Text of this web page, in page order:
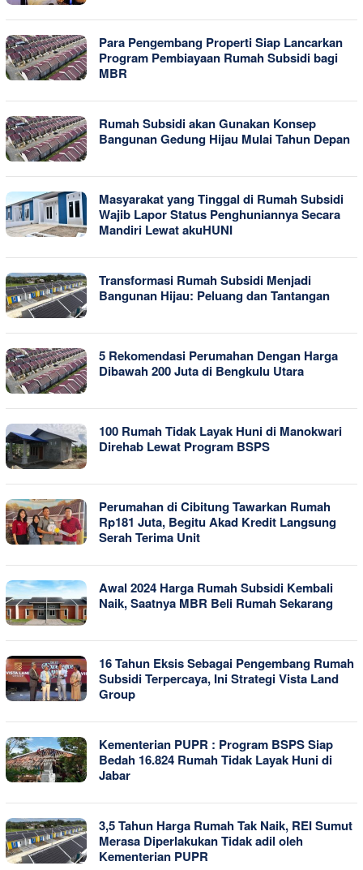
Para Pengembang Properti Siap Lancarkan
Program Pembiayaan Rumah Subsidi bagi
MBR
Rumah Subsidi akan Gunakan Konsep
Bangunan Gedung Hijau Mulai Tahun Depan
Masyarakat yang Tinggal di Rumah Subsidi
Wajib Lapor Status Penghuniannya Secara
Mandiri Lewat akuHUNI
Transformasi Rumah Subsidi Menjadi
Bangunan Hijau: Peluang dan Tantangan
5 Rekomendasi Perumahan Dengan Harga
Dibawah 200 Juta di Bengkulu Utara
100 Rumah Tidak Layak Huni di Manokwari
Direhab Lewat Program BSPS
Perumahan di Cibitung Tawarkan Rumah
Rp181 Juta, Begitu Akad Kredit Langsung
Serah Terima Unit
Awal 2024 Harga Rumah Subsidi Kembali
Naik, Saatnya MBR Beli Rumah Sekarang
16 Tahun Eksis Sebagai Pengembang Rumah
Subsidi Terpercaya, Ini Strategi Vista Land
Group
Kementerian PUPR : Program BSPS Siap
Bedah 16.824 Rumah Tidak Layak Huni di
Jabar
3,5 Tahun Harga Rumah Tak Naik, REI Sumut
Merasa Diperlakukan Tidak adil oleh
Kementerian PUPR